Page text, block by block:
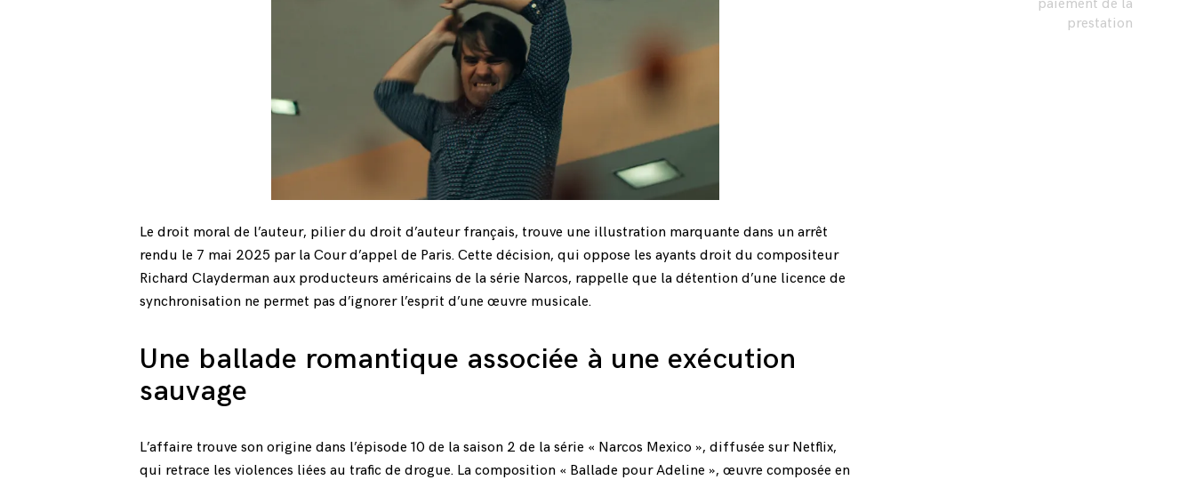
Le droit moral de l’auteur, pilier du droit d’auteur français, trouve une illustration marquante dans un arrêt
rendu le 7 mai 2025 par la Cour d’appel de Paris. Cette décision, qui oppose les ayants droit du compositeur
Richard Clayderman aux producteurs américains de la série Narcos, rappelle que la détention d’une licence de
synchronisation ne permet pas d’ignorer l’esprit d’une œuvre musicale.
Une ballade romantique associée à une exécution
sauvage
L’affaire trouve son origine dans l’épisode 10 de la saison 2 de la série « Narcos Mexico », diffusée sur Netflix,
qui retrace les violences liées au trafic de drogue. La composition « Ballade pour Adeline », œuvre composée en
paiement de la
prestation